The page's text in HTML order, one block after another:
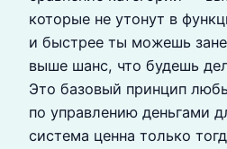
которые не утонут в
и быстрее ты можешь
выше шанс, что будешь
Это базовый принцип
по управлению деньгами
система ценна только